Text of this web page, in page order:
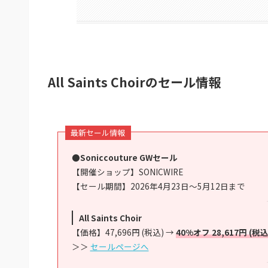
All Saints Choirのセール情報
最新セール情報
●Soniccouture GWセール
【開催ショップ】SONICWIRE
【セール期間】2026年4月23日～5月12日まで
All Saints Choir
【価格】47,696円 (税込) → 40%オフ 28,617円 (税
＞＞ セールページへ